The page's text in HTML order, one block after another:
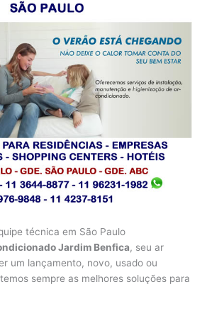
técnica em São Paulo
Jardim Benfica, seu ar
um lançamento, novo, usado ou
sempre as melhores soluções para